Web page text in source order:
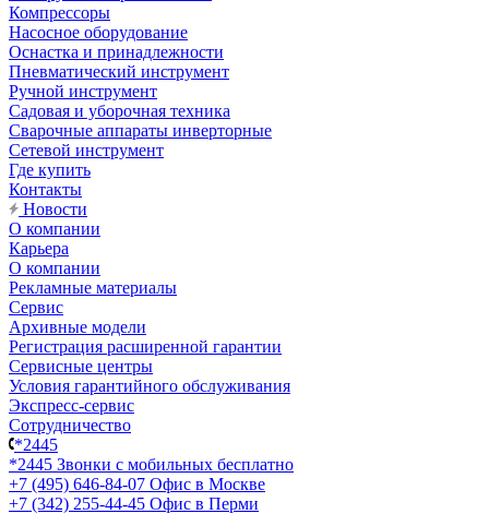
Компрессоры
Насосное оборудование
Оснастка и принадлежности
Пневматический инструмент
Ручной инструмент
Садовая и уборочная техника
Сварочные аппараты инверторные
Сетевой инструмент
Где купить
Контакты
Новости
О компании
Карьера
О компании
Рекламные материалы
Сервис
Архивные модели
Регистрация расширенной гарантии
Сервисные центры
Условия гарантийного обслуживания
Экспресс-сервис
Сотрудничество
*2445
*2445 Звонки с мобильных бесплатно
+7 (495) 646-84-07 Офис в Москве
+7 (342) 255-44-45 Офис в Перми